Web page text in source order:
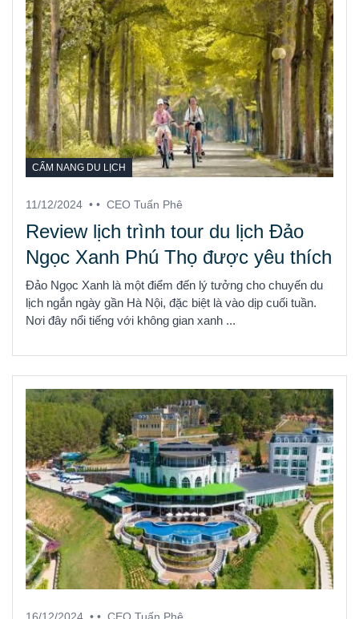
CẨM NANG DU LỊCH
11/12/2024 • • CEO Tuấn Phê
Review lịch trình tour du lịch Đảo
Ngọc Xanh Phú Thọ được yêu thích
Đảo Ngọc Xanh là một điểm đến lý tưởng cho chuyến du
lịch ngắn ngày gần Hà Nội, đặc biệt là vào dịp cuối tuần.
Nơi đây nổi tiếng với không gian xanh ...